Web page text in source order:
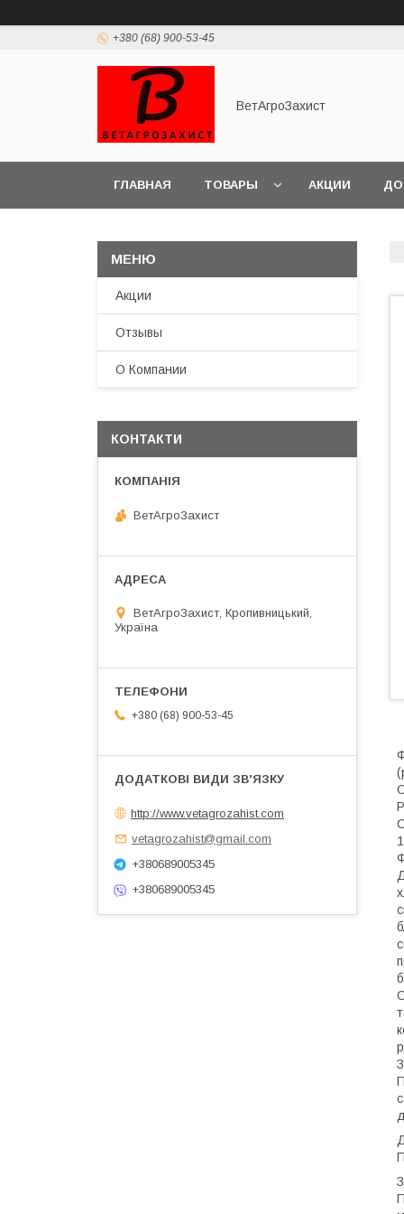
+380 (68) 900-53-45
ВетАгроЗахист
ГЛАВНАЯ ТОВАРЫ АКЦИИ
Акции
Отзывы
О Компании
КОНТАКТИ
ВетАгроЗахист
ВетАгроЗахист, Кропивницький,
Україна
+380 (68) 900-53-45
http://www.vetagrozahist.com
vetagrozahist@gmail.com
+380689005345
+380689005345